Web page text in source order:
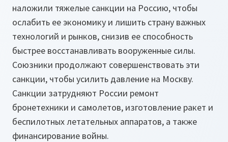
наложили тяжелые санкции на Россию, чтобы
ослабить ее экономику и лишить страну важных
технологий и рынков, снизив ее способность
быстрее восстанавливать вооруженные силы.
Союзники продолжают совершенствовать эти
санкции, чтобы усилить давление на Москву.
Санкции затрудняют России ремонт
бронетехники и самолетов, изготовление ракет и
беспилотных летательных аппаратов, а также
финансирование войны.